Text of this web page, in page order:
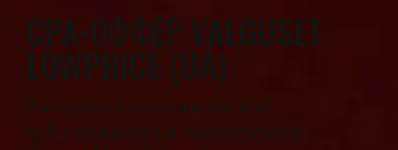
CPA-ОФФЕР VALGUSET
LOWPRICE (UA)
Выгодное предложение для
арбитражников и маркетологов —